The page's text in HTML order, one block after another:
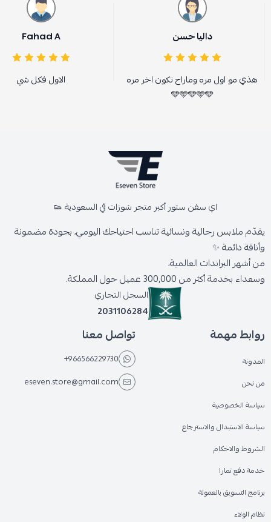
داليا حسن
هذي مو اول مره وماراح تكون اخر مره
🩵🩵🩵🩵🩵
Fahad A
الاول فكل شي
اي سفن ستور أكبر متجر شوزات في السعودية 👟
يقدّم ملابس رجالية ونسائية تناسب احتياجك اليومي، بجودة مضمونة
وأناقة دائمة ✨
من أشهر البراندات العالمية،
وسعداء بخدمة أكثر من 300,000 عميل حول المملكة.
السجل التجاري
2031106284
روابط مهمة
المدونة
من نحن
سياسة الخصوصية
سياسة الاستبدال والاسترجاع
الشروط والاحكام
خدمة دفع تمارا
برنامج التسويق بالعمولة
نظام الولاء
تواصل معنا
+966566229730
eseven.store@gmail.com